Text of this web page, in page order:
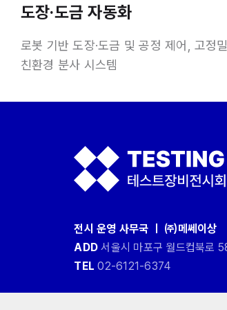
도장·도금 자동화
로봇 기반 도장·도금 및 공정 제어, 고정
친환경 분사 시스템
전시 운영 사무국 ㅣ ㈜메쎄이상
ADD 서울시 마포구 월드컵북로
TEL 02-6121-6374